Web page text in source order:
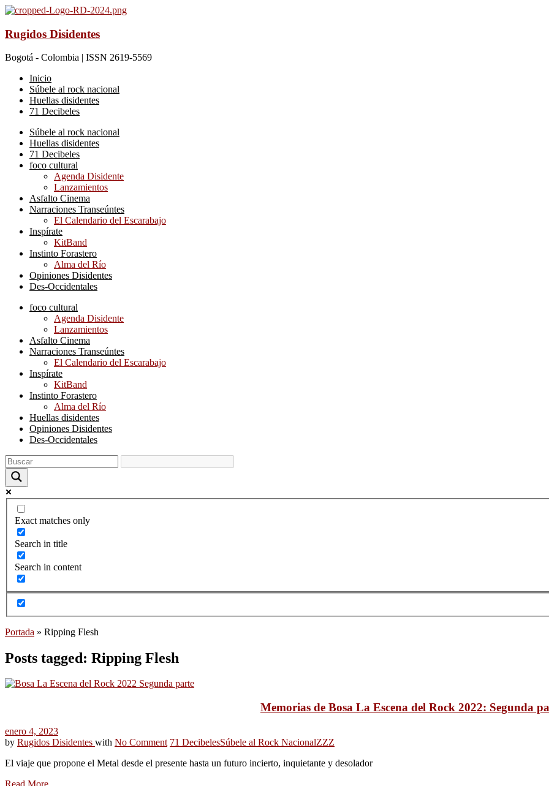
Rugidos Disidentes
Bogotá - Colombia | ISSN 2619-5569
Inicio
Súbele al rock nacional
Huellas disidentes
71 Decibeles
Súbele al rock nacional
Huellas disidentes
71 Decibeles
foco cultural
Agenda Disidente
Lanzamientos
Asfalto Cinema
Narraciones Transeúntes
El Calendario del Escarabajo
Inspírate
KitBand
Instinto Forastero
Alma del Río
Opiniones Disidentes
Des-Occidentales
foco cultural
Agenda Disidente
Lanzamientos
Asfalto Cinema
Narraciones Transeúntes
El Calendario del Escarabajo
Inspírate
KitBand
Instinto Forastero
Alma del Río
Huellas disidentes
Opiniones Disidentes
Des-Occidentales
Exact matches only
Search in title
Search in content
Portada » Ripping Flesh
Posts tagged: Ripping Flesh
Memorias de Bosa La Escena del Rock 2022: Segunda
enero 4, 2023
by Rugidos Disidentes with No Comment 71 DecibelesSúbele al Rock NacionalZZZ
El viaje que propone el Metal desde el presente hasta un futuro incierto, inquietante y desolador
Read More